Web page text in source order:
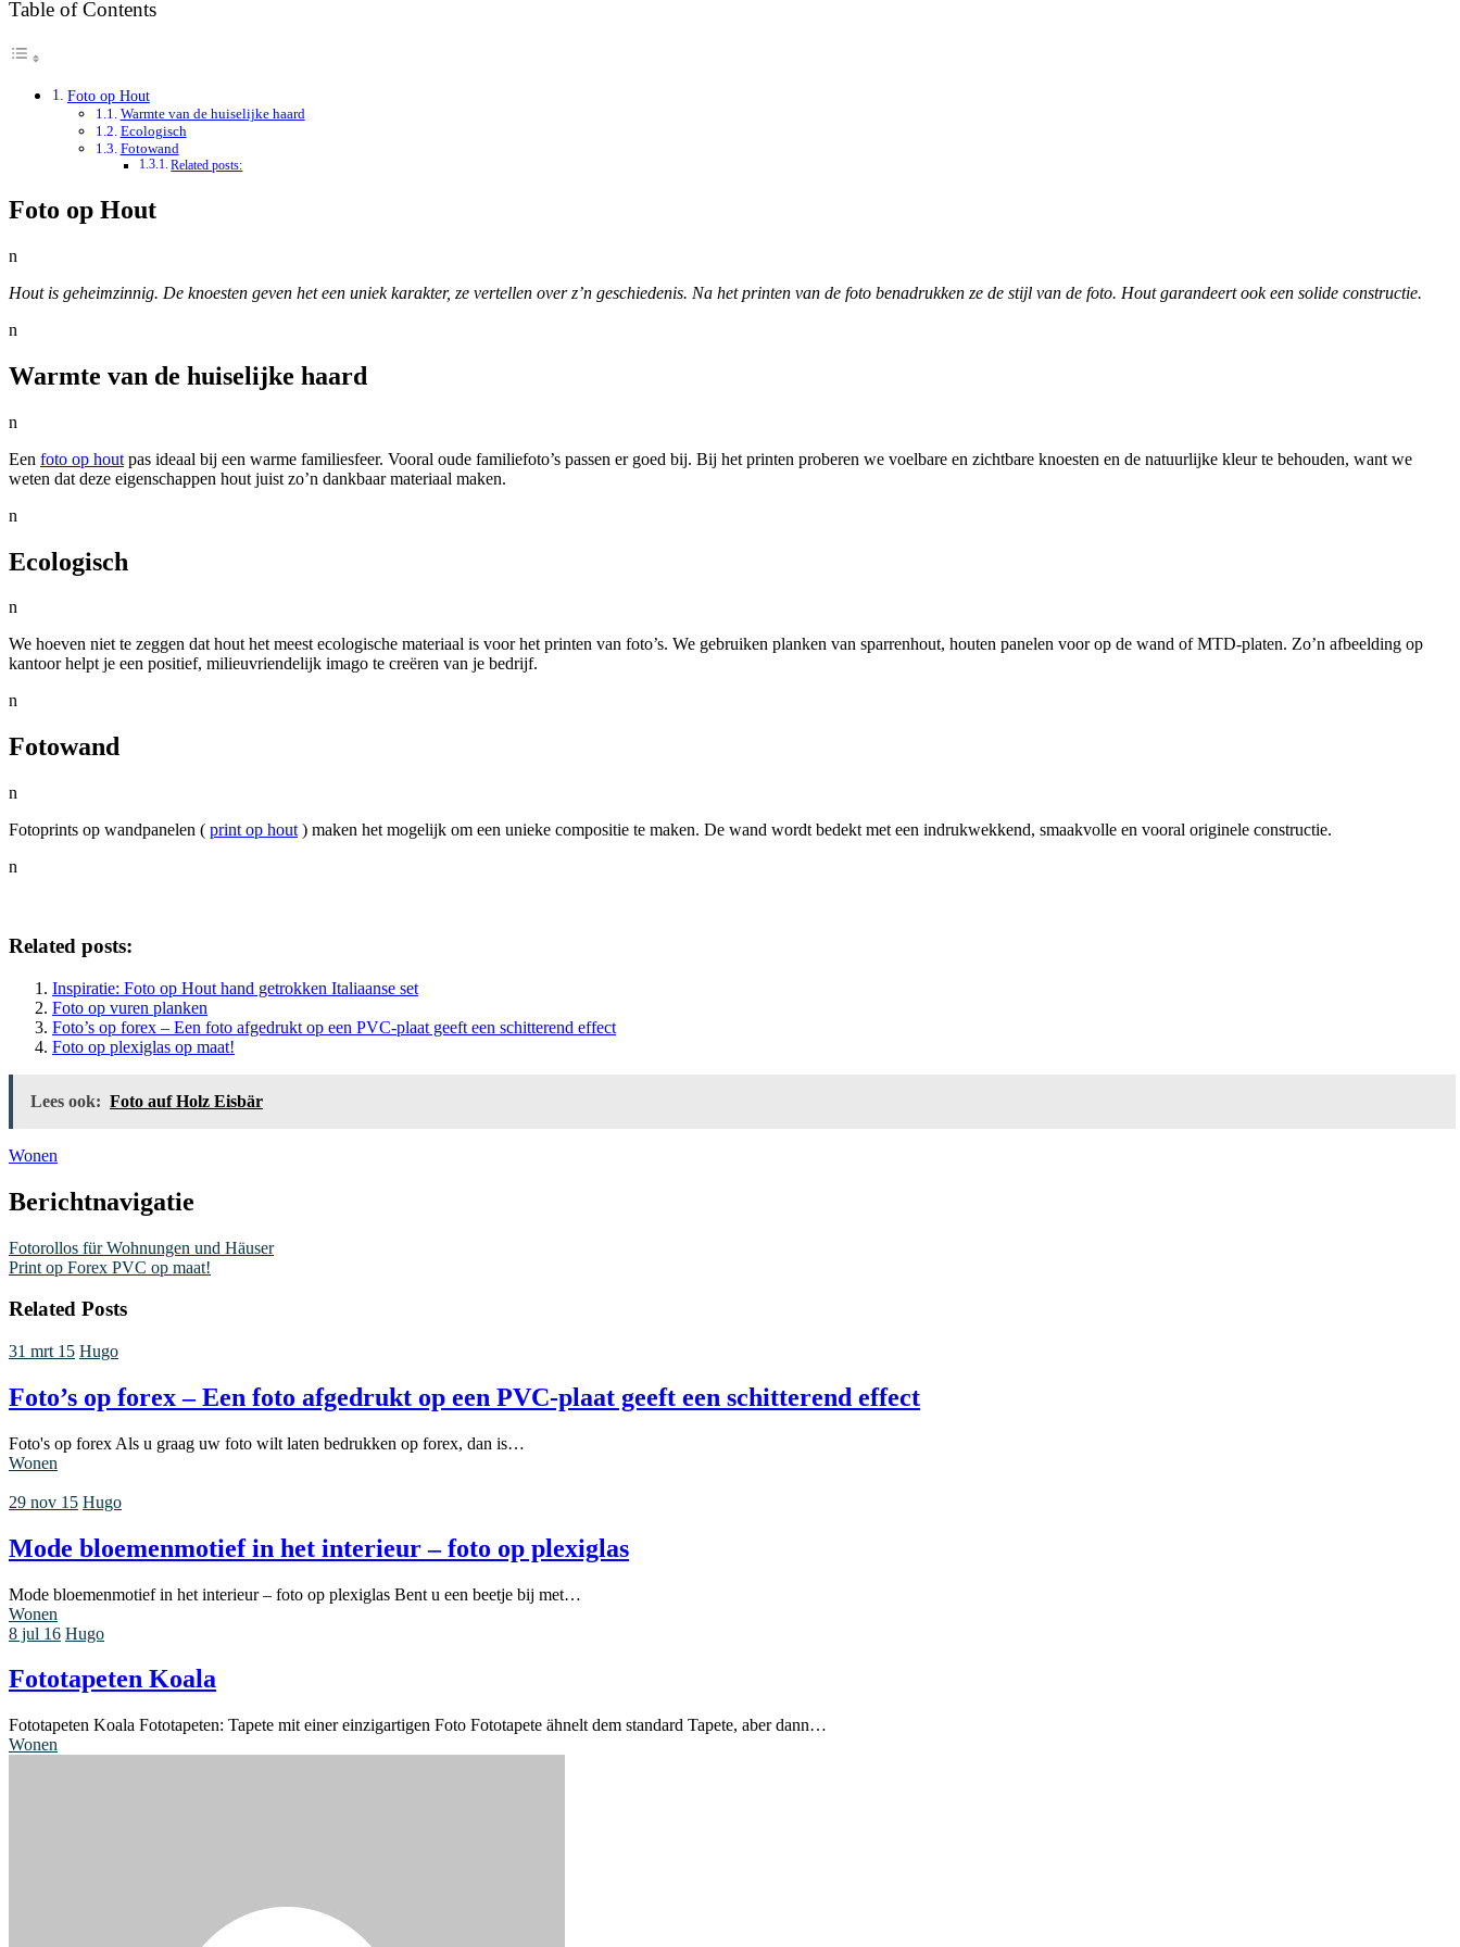
Table of Contents
Foto op Hout
Warmte van de huiselijke haard
Ecologisch
Fotowand
Related posts:
Foto op Hout
n
Hout is geheimzinnig. De knoesten geven het een uniek karakter, ze vertellen over z’n geschiedenis. Na het printen van de foto benadrukken ze de stijl van de foto. Hout garandeert ook een solide constructie.
n
Warmte van de huiselijke haard
n
Een foto op hout pas ideaal bij een warme familiesfeer. Vooral oude familiefoto’s passen er goed bij. Bij het printen proberen we voelbare en zichtbare knoesten en de natuurlijke kleur te behouden, want we
weten dat deze eigenschappen hout juist zo’n dankbaar materiaal maken.
n
Ecologisch
n
We hoeven niet te zeggen dat hout het meest ecologische materiaal is voor het printen van foto’s. We gebruiken planken van sparrenhout, houten panelen voor op de wand of MTD-platen. Zo’n afbeelding op
kantoor helpt je een positief, milieuvriendelijk imago te creëren van je bedrijf.
n
Fotowand
n
Fotoprints op wandpanelen ( print op hout ) maken het mogelijk om een unieke compositie te maken. De wand wordt bedekt met een indrukwekkend, smaakvolle en vooral originele constructie.
n
Related posts:
Inspiratie: Foto op Hout hand getrokken Italiaanse set
Foto op vuren planken
Foto’s op forex – Een foto afgedrukt op een PVC-plaat geeft een schitterend effect
Foto op plexiglas op maat!
Lees ook: Foto auf Holz Eisbär
Wonen
Berichtnavigatie
Fotorollos für Wohnungen und Häuser
Print op Forex PVC op maat!
Related Posts
31 mrt 15 Hugo
Foto’s op forex – Een foto afgedrukt op een PVC-plaat geeft een schitterend effect
Foto's op forex Als u graag uw foto wilt laten bedrukken op forex, dan is…
Wonen
29 nov 15 Hugo
Mode bloemenmotief in het interieur – foto op plexiglas
Mode bloemenmotief in het interieur – foto op plexiglas Bent u een beetje bij met…
Wonen
8 jul 16 Hugo
Fototapeten Koala
Fototapeten Koala Fototapeten: Tapete mit einer einzigartigen Foto Fototapete ähnelt dem standard Tapete, aber dann…
Wonen